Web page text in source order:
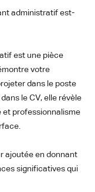
administratif est-
est une pièce
votre
dans le poste
le CV, elle révèle
professionnalisme
ajoutée en donnant
significatives qui